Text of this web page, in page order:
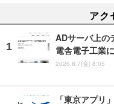
アク
ADサーバ上の
電舎電子工業
2026.8.7(金) 8:05
「東京アプリ